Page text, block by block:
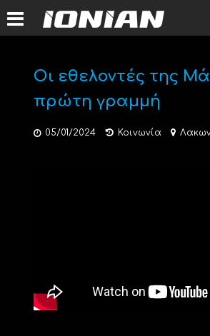
Οι εθελοντές της
πρώτη γραμμή
05/01/2024 Κοινωνία